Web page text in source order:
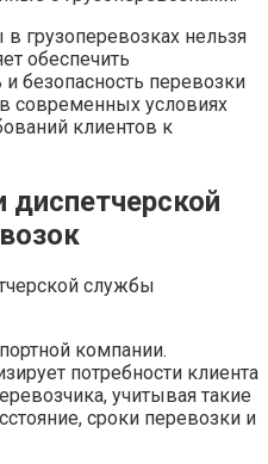
грузоперевозках нельзя
обеспечить
безопасность перевозки
современных условиях
клиентов к
компании.
потребности клиента
учитывая такие
сроки перевозки и